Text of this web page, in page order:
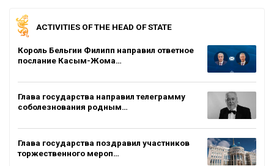
ACTIVITIES OF THE HEAD OF STATE
Король Бельгии Филипп направил ответное
послание Касым-Жома…
Глава государства направил телеграмму
соболезнования родным…
Глава государства поздравил участников
торжественного мероп…